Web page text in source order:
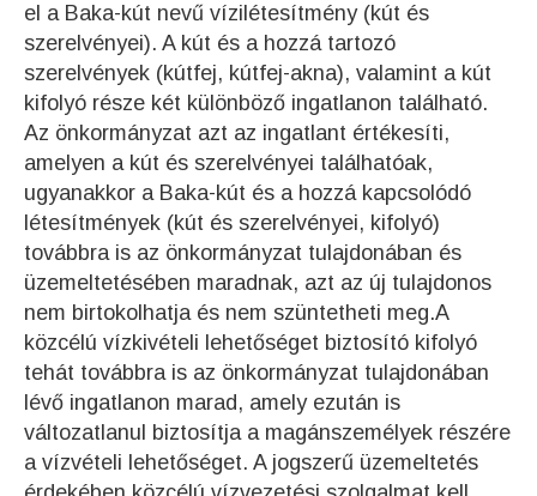
el a Baka-kút nevű vízilétesítmény (kút és
szerelvényei). A kút és a hozzá tartozó
szerelvények (kútfej, kútfej-akna), valamint a kút
kifolyó része két különböző ingatlanon található.
Az önkormányzat azt az ingatlant értékesíti,
amelyen a kút és szerelvényei találhatóak,
ugyanakkor a Baka-kút és a hozzá kapcsolódó
létesítmények (kút és szerelvényei, kifolyó)
továbbra is az önkormányzat tulajdonában és
üzemeltetésében maradnak, azt az új tulajdonos
nem birtokolhatja és nem szüntetheti meg.A
közcélú vízkivételi lehetőséget biztosító kifolyó
tehát továbbra is az önkormányzat tulajdonában
lévő ingatlanon marad, amely ezután is
változatlanul biztosítja a magánszemélyek részére
a vízvételi lehetőséget. A jogszerű üzemeltetés